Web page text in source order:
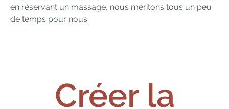
en réservant un massage, nous méritons tous un peu
de temps pour nous.
Créer la